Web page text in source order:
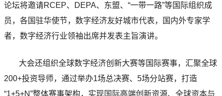
论坛将邀请RCEP、DEPA、东盟、“一带一路”等国际组织成
员，各国驻华使节，数字经济友好城市代表，国内外专家学
者，数字经济行业领袖出席并发表主旨演讲。
大会还组织全球数字经济创新大赛等国际赛事，汇聚全球
200+投资导师，通过举办1场总决赛、5场分站赛，打造
“1+5+N”整体赛事架构，实现国际高端创新资源、全球资本与